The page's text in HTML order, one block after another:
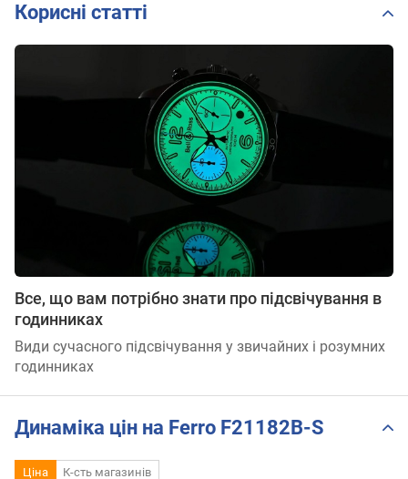
Корисні статті
Все, що вам потрібно знати про підсвічування в
годинниках
Види сучасного підсвічування у звичайних і розумних
годинниках
Динаміка цін на Ferro F21182B-S
Ціна К-сть магазинів